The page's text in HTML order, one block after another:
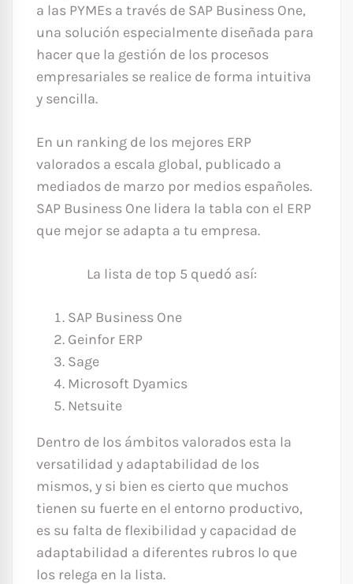
a las PYMEs a través de SAP Business One,
una solución especialmente diseñada para
hacer que la gestión de los procesos
empresariales se realice de forma intuitiva
y sencilla.
En un ranking de los mejores ERP
valorados a escala global, publicado a
mediados de marzo por medios españoles.
SAP Business One lidera la tabla con el ERP
que mejor se adapta a tu empresa.
La lista de top 5 quedó así:
SAP Business One
Geinfor ERP
Sage
Microsoft Dyamics
Netsuite
Dentro de los ámbitos valorados esta la
versatilidad y adaptabilidad de los
mismos, y si bien es cierto que muchos
tienen su fuerte en el entorno productivo,
es su falta de flexibilidad y capacidad de
adaptabilidad a diferentes rubros lo que
los relega en la lista.